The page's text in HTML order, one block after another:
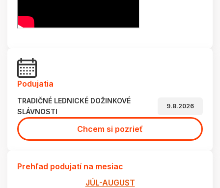
Podujatia
TRADIČNÉ LEDNICKÉ DOŽINKOVÉ
SLÁVNOSTI
9.8.2026
Chcem si pozrieť
Prehľad podujatí na mesiac
JÚL-AUGUST